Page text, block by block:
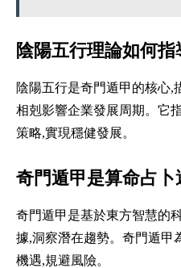
陰陽五行理論如何
陰陽五行是奇門遁甲的核心,
相剋影響企業發展周期。它
策略,實現穩健發展。
奇門遁甲是算命占
奇門遁甲是基於東方智慧的
據,洞察潛在趨勢。奇門遁甲
機遇,規避風險。